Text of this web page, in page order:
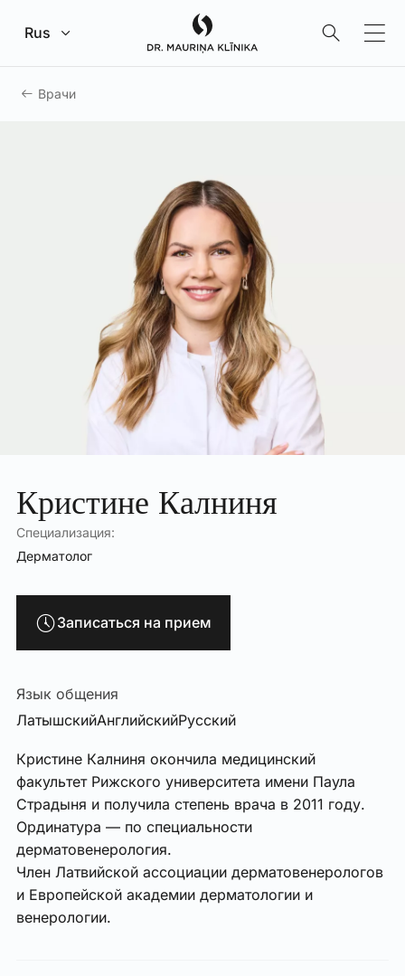
Перейти к главному содержанию
Rus
Врачи
Кристине Калниня
Специализация:
Дерматолог
Записаться на прием
Язык общения
ЛатышскийАнглийскийРусский
Кристине Калниня окончила медицинский
факультет Рижского университета имени Паула
Страдыня и получила степень врача в 2011 году.
Ординатура — по специальности
дерматовенерология.
Член Латвийской ассоциации дерматовенерологов
и Европейской академии дерматологии и
венерологии.